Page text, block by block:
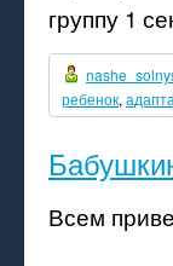
группу 1
ребенок,
Всем